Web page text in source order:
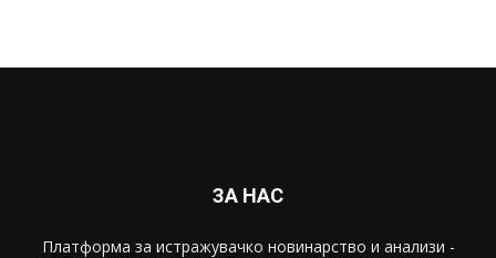
ЗА НАС
Платформа за истражувачко новинарство и анализи -